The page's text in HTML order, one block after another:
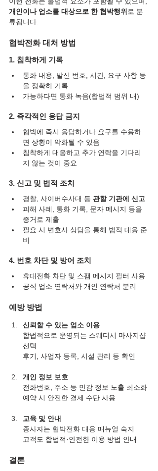
개인이나 업소를 대상으로 한 협박행위 로 분
류됩니다.
협박전화 대처 방법
1. 침착하게 기록
통화 내용, 발신 번호, 시간, 요구 사항 등
을 정확히 기록
가능하다면 통화 녹음(합법적 범위 내)
2. 즉각적인 응답 금지
협박에 즉시 응답하거나 요구를 수용하
면 상황이 악화될 수 있음
침착하게 대응하고 추가 연락을 기다리
지 않는 것이 중요
3. 신고 및 법적 조치
경찰, 사이버수사대 등 관할 기관에 신고
피해 사례, 통화 기록, 문자 메시지 등을
증거로 제출
필요 시 변호사 상담을 통해 법적 대응 준
비
4. 번호 차단 및 방어 조치
휴대전화 차단 및 스팸 메시지 필터 사용
공식 업소 연락처와 개인 연락처 분리
예방 방법
신뢰할 수 있는 업소 이용
합법적으로 운영되는 스웨디시 마사지샵
선택
후기, 사업자 등록, 시설 관리 등 확인
개인 정보 보호
전화번호, 주소 등 민감 정보 노출 최소화
예약 시 안전한 결제 수단 사용
교육 및 안내
종사자는 협박전화 대응 매뉴얼 숙지
고객도 합법적·안전한 이용 방법 안내
결론